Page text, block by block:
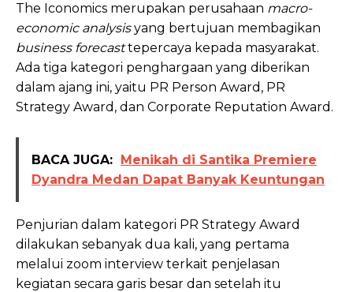
The Iconomics merupakan perusahaan macro-
economic analysisyang bertujuan membagikan
business forecasttepercaya kepada masyarakat.
Ada tiga kategori penghargaan yang diberikan
dalam ajang ini, yaitu PR Person Award, PR
Strategy Award, dan Corporate Reputation Award.
BACA JUGA: Menikah di Santika Premiere
Dyandra Medan Dapat Banyak Keuntungan
Penjurian dalam kategori PR Strategy Award
dilakukan sebanyak dua kali, yang pertama
melalui zoom interview terkait penjelasan
kegiatan secara garis besar dan setelah itu